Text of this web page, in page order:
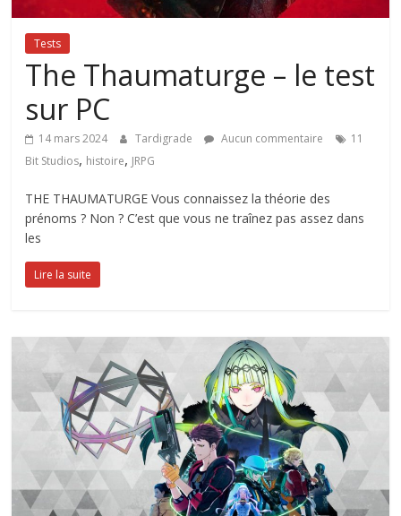
Tests
The Thaumaturge – le test
sur PC
14 mars 2024 Tardigrade Aucun commentaire
11
Bit Studios, histoire, JRPG
THE THAUMATURGE Vous connaissez la théorie des
prénoms ? Non ? C’est que vous ne traînez pas assez dans
les
Lire la suite